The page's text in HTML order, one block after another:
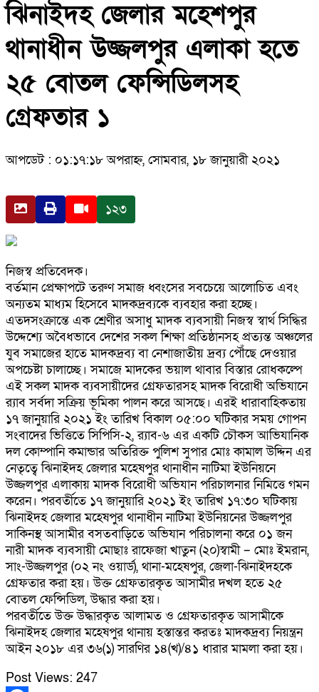
ঝিনাইদহ জেলার মহেশপুর
থানাধীন উজ্জলপুর এলাকা হতে
২৫ বোতল ফেন্সিডিলসহ
গ্রেফতার ১
আপডেট : ০১:১৭:১৮ অপরাহ্ন, সোমবার, ১৮ জানুয়ারী ২০২১
১২৩
নিজস্ব প্রতিবেদক।
বর্তমান প্রেক্ষাপটে তরুণ সমাজ ধ্বংসের সবচেয়ে আলোচিত এবং
অন্যতম মাধ্যম হিসেবে মাদকদ্রব্যকে ব্যবহার করা হচ্ছে।
এতদসংক্রান্তে এক শ্রেণীর অসাধু মাদক ব্যবসায়ী নিজস্ব স্বার্থ সিদ্ধির
উদ্দেশ্যে অবৈধভাবে দেশের সকল শিক্ষা প্রতিষ্ঠানসহ প্রত্যন্ত অঞ্চলের
যুব সমাজের হাতে মাদকদ্রব্য বা নেশাজাতীয় দ্রব্য পৌঁছে দেওয়ার
অপচেষ্টা চালাচ্ছে। সমাজে মাদকের ভয়াল থাবার বিস্তার রোধকল্পে
এই সকল মাদক ব্যবসায়ীদের গ্রেফতারসহ মাদক বিরোধী অভিযানে
র‌্যাব সর্বদা সক্রিয় ভূমিকা পালন করে আসছে। এরই ধারাবাহিকতায়
১৭ জানুয়ারি ২০২১ ইং তারিখ বিকাল ০৫:০০ ঘটিকার সময় গোপন
সংবাদের ভিত্তিতে সিপিসি-২, র‌্যাব-৬ এর একটি চৌকস আভিযানিক
দল কোম্পানি কমান্ডার অতিরিক্ত পুলিশ সুপার মোঃ কামাল উদ্দিন এর
নেতৃত্বে ঝিনাইদহ জেলার মহেষপুর থানাধীন নাটিমা ইউনিয়নে
উজ্জলপুর এলাকায় মাদক বিরোধী অভিযান পরিচালনার নিমিত্তে গমন
করেন। পরবর্তীতে ১৭ জানুয়ারি ২০২১ ইং তারিখ ১৭:৩০ ঘটিকায়
ঝিনাইদহ জেলার মহেষপুর থানাধীন নাটিমা ইউনিয়নের উজ্জলপুর
সাকিনস্থ আসামীর বসতবাড়িতে অভিযান পরিচালনা করে ০১ জন
নারী মাদক ব্যবসায়ী মোছাঃ রাফেজা খাতুন (২০)স্বামী – মোঃ ইমরান,
সাং-উজ্জলপুর (০২ নং ওয়ার্ড), থানা-মহেষপুর, জেলা-ঝিনাইদহকে
গ্রেফতার করা হয়। উক্ত গ্রেফতারকৃত আসামীর দখল হতে ২৫
বোতল ফেন্সিডিল, উদ্ধার করা হয়।
পরবর্তীতে উক্ত উদ্ধারকৃত আলামত ও গ্রেফতারকৃত আসামীকে
ঝিনাইদহ জেলার মহেষপুর থানায় হস্তান্তর করতঃ মাদকদ্রব্য নিয়ন্ত্রন
আইন ২০১৮ এর ৩৬(১) সারণির ১৪(খ)/৪১ ধারার মামলা করা হয়।
Post Views: 247